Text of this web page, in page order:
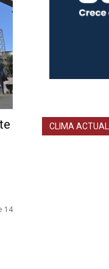
14
CLIMA ACTUAL